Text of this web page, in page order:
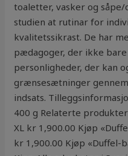
toaletter, vasker og
studien at rutinar for
kvalitetssikrast. De har
pædagoger, der ikke
personligheder, der kan
grænsesætninger
indsats.
400 g Relaterte produkter
XL kr 1,900.00 Kjøp
kr 1,900.00 Kjøp «Duffel-